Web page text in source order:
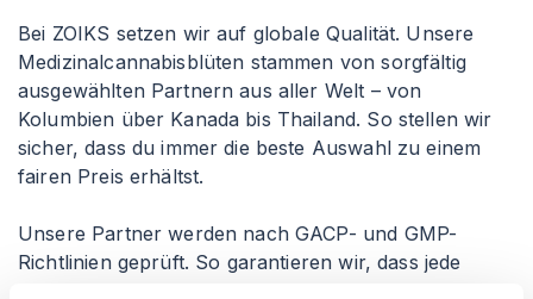
Bei ZOIKS setzen wir auf globale Qualität. Unsere
Medizinalcannabisblüten stammen von sorgfältig
ausgewählten Partnern aus aller Welt – von
Kolumbien über Kanada bis Thailand. So stellen wir
sicher, dass du immer die beste Auswahl zu einem
fairen Preis erhältst.
Unsere Partner werden nach GACP- und GMP-
Richtlinien geprüft. So garantieren wir, dass jede